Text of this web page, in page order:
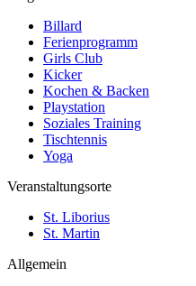
Billard
Ferienprogramm
Girls Club
Kicker
Kochen & Backen
Playstation
Soziales Training
Tischtennis
Yoga
Veranstaltungsorte
St. Liborius
St. Martin
Allgemein